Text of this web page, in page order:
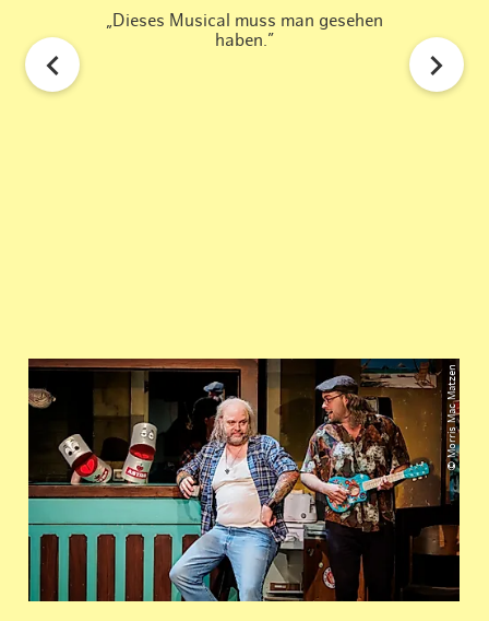
„Dieses Musical muss man gesehen
haben.”
der
gelacht
© Morris Mac Matzen